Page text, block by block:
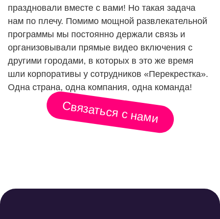
праздновали вместе с вами! Но такая задача
нам по плечу. Помимо мощной развлекательной
программы мы постоянно держали связь и
организовывали прямые видео включения с
другими городами, в которых в это же время
шли корпоративы у сотрудников «Перекрестка».
Одна страна, одна компания, одна команда!
Связаться с нами